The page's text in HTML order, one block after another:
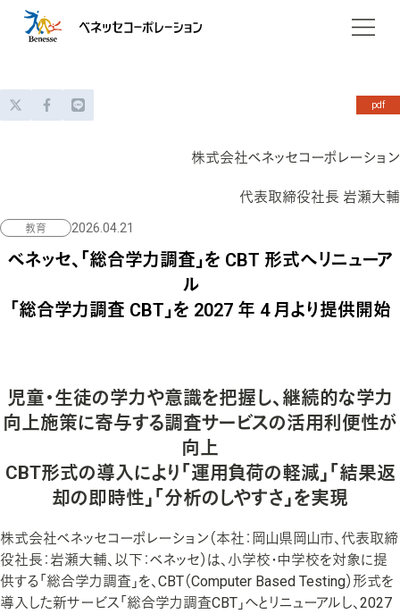
会社概要
グループ会社
会社沿革
サステナビリティ
ニュース
妊娠・出産
家庭学習
塾・教室等
大学・社会人の学び
大学生教育
社会人教育
キャリア支援
学校での学びの支援
ベネッセアートサイト直島
pdf
教育 2026.04.21
株式会社ベネッセコーポレーション
代表取締役社長 岩瀬大輔
ベネッセ、「総合学力調査」を CBT 形式へリニューア
ル
「総合学力調査 CBT」を 2027 年 4 月より提供開始
児童・生徒の学力や意識を把握し、継続的な学力
向上施策に寄与する調査サービスの活用利便性が
向上
CBT形式の導入により「運用負荷の軽減」「結果返
却の即時性」「分析のしやすさ」を実現
株式会社ベネッセコーポレーション（本社：岡山県岡山市、代表取締
役社長：岩瀬大輔、以下：ベネッセ）は、小学校・中学校を対象に提
供する「総合学力調査」を、CBT（Computer Based Testing）形式を
導入した新サービス「総合学力調査CBT」へとリニューアルし、2027